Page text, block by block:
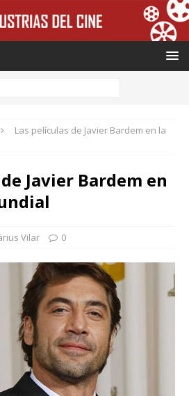
Las películas de Javier Bardem en la
Javier Bardem en
Vilar 0